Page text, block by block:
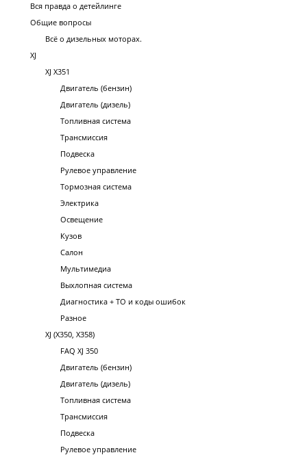
Вся правда о детейлинге
Общие вопросы
Всё о дизельных моторах.
XJ
XJ X351
Двигатель (бензин)
Двигатель (дизель)
Топливная система
Трансмиссия
Подвеска
Рулевое управление
Тормозная система
Электрика
Освещение
Кузов
Салон
Мультимедиа
Выхлопная система
Диагностика + ТО и коды ошибок
Разное
XJ (X350, X358)
FAQ XJ 350
Двигатель (бензин)
Двигатель (дизель)
Топливная система
Трансмиссия
Подвеска
Рулевое управление